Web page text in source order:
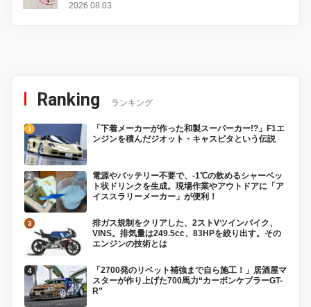
2026.08.03
Ranking ランキング
「下着メーカーが作った和製スーパーカー!?」F1エ
ンジンを積んだジオット・キャスピタという伝説
電源やバッテリー不要で、-1℃の飲めるシャーベッ
ト状ドリンクを生成。現場作業やアウトドアに「ア
イススラリーメーカー」が便利！
排ガス規制をクリアした、2ストVツインバイク、
VINS。排気量は249.5cc、83HPを絞り出す。その
エンジンの技術とは
「2700発のリベット補強まで自ら施工！」居酒屋マ
スターが作り上げた700馬力“カーボンケブラーGT-
R”